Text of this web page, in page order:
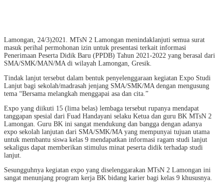
Lamongan, 24/3)2021. MTsN 2 Lamongan menindaklanjuti semua surat
masuk perihal permohonan izin untuk presentasi terkait informasi
Penerimaan Peserta Didik Baru (PPDB) Tahun 2021-2022 yang berasal dari
SMA/SMK/MAN/MA di wilayah Lamongan, Gresik.
Tindak lanjut tersebut dalam bentuk penyelenggaraan kegiatan Expo Studi
Lanjut bagi sekolah/madrasah jenjang SMA/SMK/MA dengan mengusung
tema “Bersama melangkah menggapai asa dan cita.”
Expo yang diikuti 15 (lima belas) lembaga tersebut rupanya mendapat
tanggapan spesial dari Fuad Handayani selaku Ketua dan guru BK MTsN 2
Lamongan. Guru BK ini sangat mendukung dan bangga dengan adanya
expo sekolah lanjutan dari SMA/SMK/MA yang mempunyai tujuan utama
untuk membantu siswa kelas 9 mendapatkan informasi ragam studi lanjut
sekaligus dapat memberikan stimulus minat peserta didik terhadap studi
lanjut.
Sesungguhnya kegiatan expo yang diselenggarakan MTsN 2 Lamongan ini
sangat menunjang program kerja BK bidang karier bagi kelas 9 khususnya.